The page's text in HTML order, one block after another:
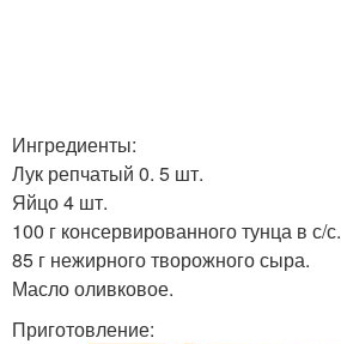
Ингредиенты:
Лук репчатый 0. 5 шт.
Яйцо 4 шт.
100 г консервированного тунца в с/с.
85 г нежирного творожного сыра.
Масло оливковое.
Приготовление: